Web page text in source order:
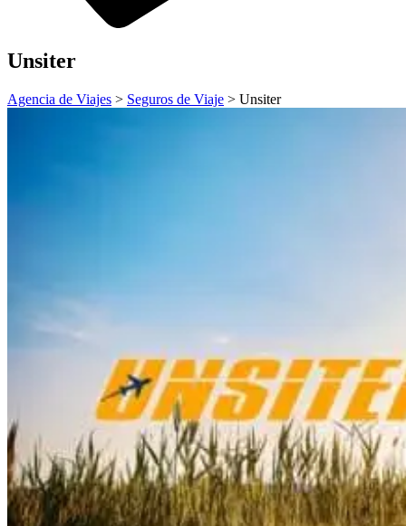
Unsiter
Agencia de Viajes > Seguros de Viaje > Unsiter